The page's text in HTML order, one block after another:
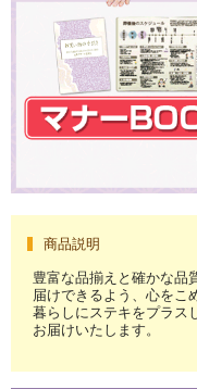
商品説明
豊富な品揃えと確かな品
届けできるよう、心をこ
暮らしにステキをプラス
お届けいたします。